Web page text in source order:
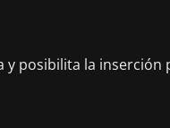
posibilita la inserción